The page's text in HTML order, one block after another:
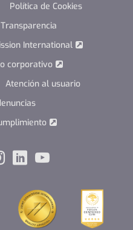
Política de Cookies
Transparencia
International
corporativo
Atención al usuario